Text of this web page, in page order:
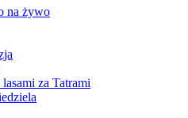
na żywo
za Tatrami